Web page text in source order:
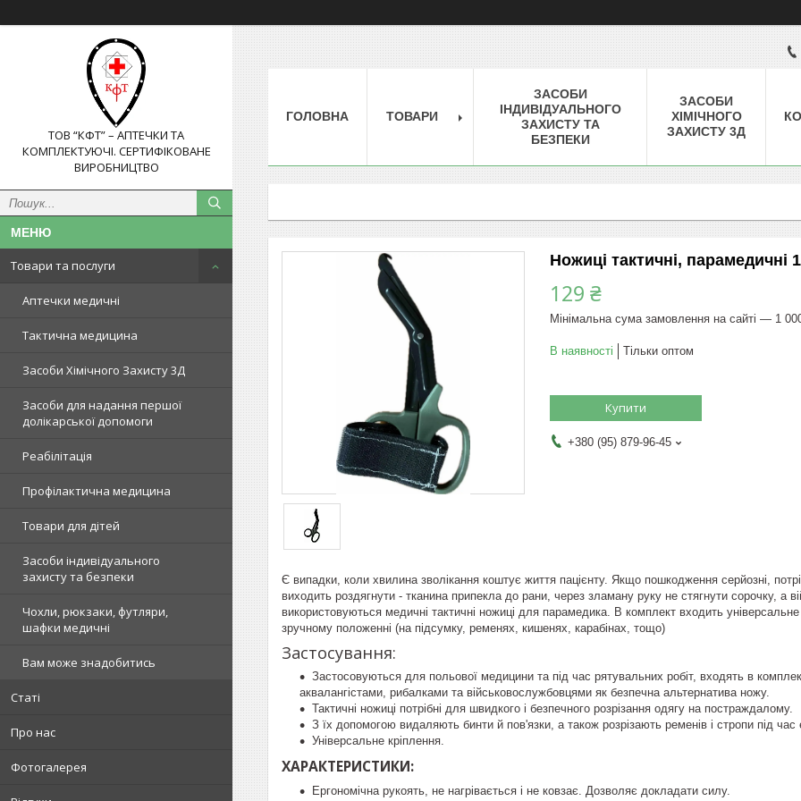
ТОВ “КФТ” – АПТЕЧКИ ТА
КОМПЛЕКТУЮЧІ. СЕРТИФІКОВАНЕ
ВИРОБНИЦТВО
Товари та послуги
Аптечки медичні
Тактична медицина
Засоби Хімічного Захисту 3Д
Засоби для надання першої
долікарської допомоги
Реабілітація
Профілактична медицина
Товари для дітей
Засоби індивідуального
захисту та безпеки
Чохли, рюкзаки, футляри,
шафки медичні
Вам може знадобитись
Статі
Про нас
Фотогалерея
ГОЛОВНА ТОВАРИ
ЗАСОБИ
ІНДИВІДУАЛЬНОГО
ЗАХИСТУ ТА
БЕЗПЕКИ
ЗАСОБИ
ХІМІЧНОГО
ЗАХИСТУ 3Д
Ножиці тактичні, парамедичні
129 ₴
Мінімальна сума замовлення на сайті — 1
В наявності Тільки оптом
Купити
+380 (95) 879-96-45
Є випадки, коли хвилина зволікання коштує життя пацієнту. Якщо пошкодження серйозні,
виходить роздягнути - тканина припекла до рани, через зламану руку не стягнути сорочку, а
використовуються медичні тактичні ножиці для парамедика. В комплект входить
зручному положенні (на підсумку, ременях, кишенях, карабінах, тощо)
Застосування:
Застосовуються для польової медицини та під час рятувальних робіт, входять в
аквалангістами, рибалками та військовослужбовцями як безпечна альтернатива ножу.
Тактичні ножиці потрібні для швидкого і безпечного розрізання одягу на постраждалому.
З їх допомогою видаляють бинти й пов'язки, а також розрізають ременів і стропи під час
Універсальне кріплення.
ХАРАКТЕРИСТИКИ:
Ергономічна рукоять, не нагрівається і не ковзає. Дозволяє докладати силу.